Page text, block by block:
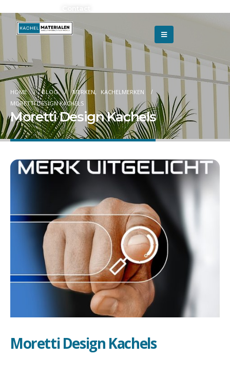
HOME BLOG MERKEN,
KACHELMERKEN
MORETTI DESIGN KACHELS
Moretti Design Kachels
Moretti Design Kachels